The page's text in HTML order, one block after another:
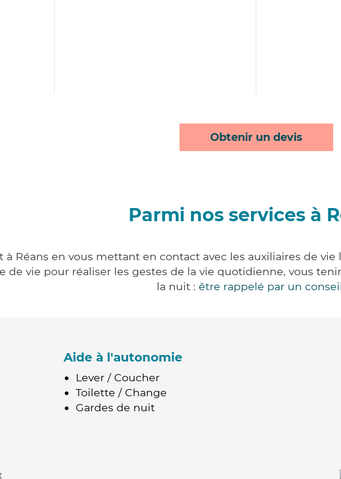
Obtenir un devis
Parmi nos services à
à Réans en vous mettant en contact avec les auxiliaires de
de vie pour réaliser les gestes de la vie quotidienne, vous
la nuit : être rappelé par un
Aide à l'autonomie
Lever / Coucher
Toilette / Change
Gardes de nuit